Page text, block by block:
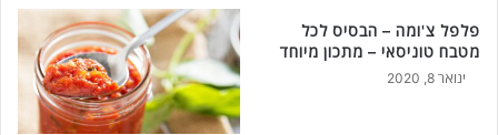
פלפל צ'ומה – הבסיס לכל
מטבח טוניסאי – מתכון מיוחד
ינואר 8, 2020